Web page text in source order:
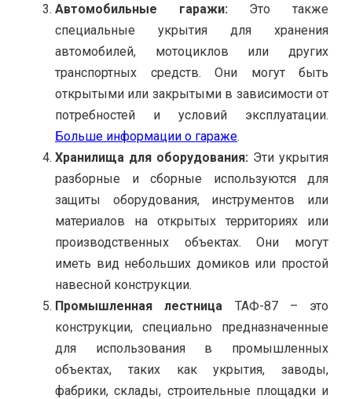
Автомобильные гаражи: Это также
специальные укрытия для хранения
автомобилей, мотоциклов или других
транспортных средств. Они могут быть
открытыми или закрытыми в зависимости от
потребностей и условий эксплуатации.
Больше информации о гараже.
Хранилища для оборудования: Эти укрытия
разборные и сборные используются для
защиты оборудования, инструментов или
материалов на открытых территориях или
производственных объектах. Они могут
иметь вид небольших домиков или простой
навесной конструкции.
Промышленная лестница ТАФ-87 – это
конструкции, специально предназначенные
для использования в промышленных
объектах, таких как укрытия, заводы,
фабрики, склады, строительные площадки и